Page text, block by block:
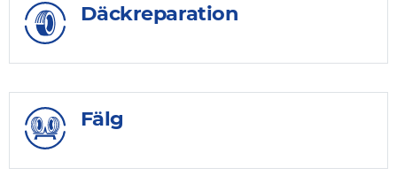
Däckreparation
Fälg